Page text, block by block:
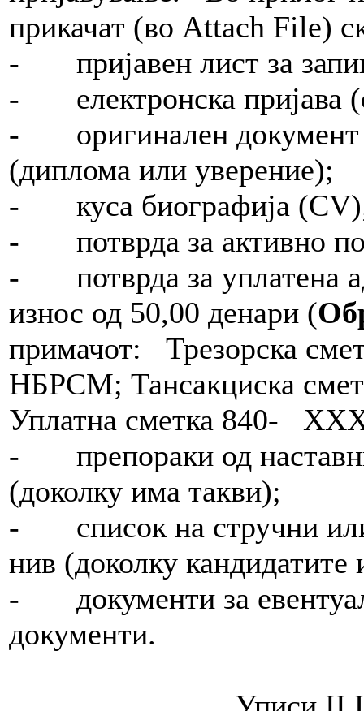
прикачат (во Attach File)
- пријавен лист за
- електронска пријава
- оригинален документ
(диплома или уверение);
- куса биографија
- потврда за активно
- потврда за уплатена
износ од 50,00 денари (
примачот: Трезорска
НБРСМ; Тансакциска
Уплатна сметка 840-
- препораки од
(доколку има такви);
- список на стручни или
нив (доколку
- документи за
документи.